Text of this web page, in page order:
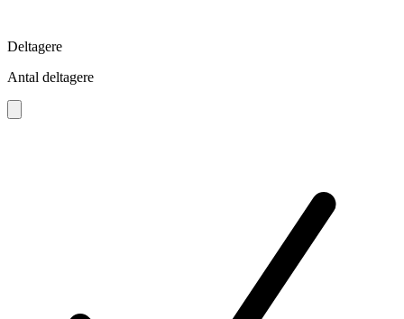
Deltagere
Antal deltagere